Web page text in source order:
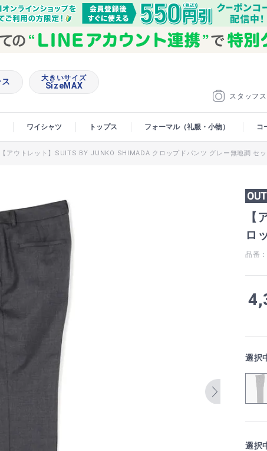
スタッフ
大きいサイズ
SizeMAX
ワイシャツ トップス フォーマル（礼服・小物） コ
【アウトレット】SUITS BY JUNKO SHIMADA クロップドパンツ グレー無地調 セ
【
ロ
品番
選択
選択